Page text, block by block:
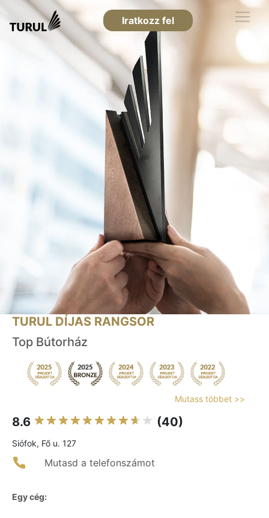
Iratkozz fel
TURUL DÍJAS RANGSOR
Top Bútorház
Mutass többet >>
8.6 (40)
Siófok, Fő u. 127
Mutasd a telefonszámot
Egy cég: